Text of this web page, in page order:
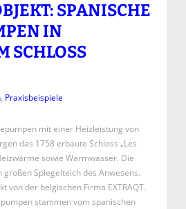
SPANISCHE
IN
SCHLOSS
, Praxisbeispiele
mit einer Heizleistung von
das 1758 erbaute Schloss „Les
sowie Warmwasser. Die
Spiegelteich des Anwesens.
von der belgischen Firma EXTRAQT.
stammen vom spanischen